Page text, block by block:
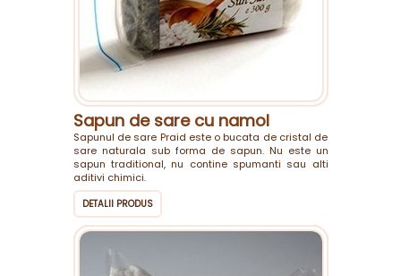
Sapun de sare cu namol
Sapunul de sare Praid este o bucata de cristal de
sare naturala sub forma de sapun. Nu este un
sapun traditional, nu contine spumanti sau alti
aditivi chimici.
DETALII PRODUS